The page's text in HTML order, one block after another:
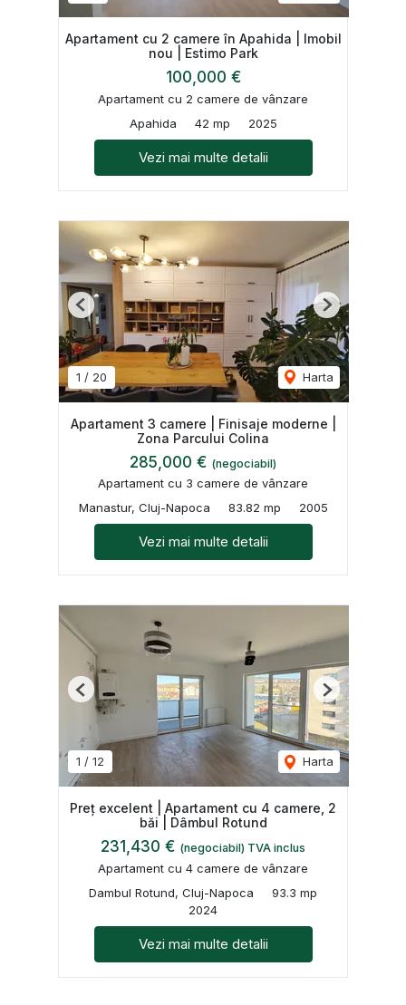
Apartament cu 2 camere în Apahida | Imobil
nou | Estimo Park
100,000 €
Apartament cu 2 camere de vânzare
Apahida
42 mp 2025
Vezi mai multe detalii
1 / 20 Harta
Previous Next
Apartament 3 camere | Finisaje moderne |
Zona Parcului Colina
285,000 € (negociabil)
Apartament cu 3 camere de vânzare
Manastur, Cluj-Napoca
83.82 mp 2005
Vezi mai multe detalii
1 / 12 Harta
Previous Next
Preț excelent | Apartament cu 4 camere, 2
băi | Dâmbul Rotund
231,430 € (negociabil) TVA inclus
Apartament cu 4 camere de vânzare
Dambul Rotund, Cluj-Napoca
93.3 mp
2024
Vezi mai multe detalii